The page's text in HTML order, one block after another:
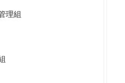
理組